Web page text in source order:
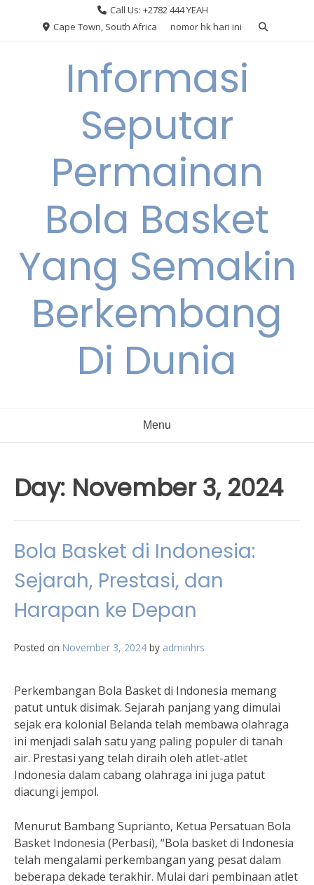
Call Us: +2782 444 YEAH
Cape Town, South Africa
nomor hk hari ini
Informasi
Seputar
Permainan
Bola Basket
Yang Semakin
Berkembang
Di Dunia
Menu
Day: November 3, 2024
Bola Basket di Indonesia:
Sejarah, Prestasi, dan
Harapan ke Depan
Posted on November 3, 2024 by adminhrs
Perkembangan Bola Basket di Indonesia memang
patut untuk disimak. Sejarah panjang yang dimulai
sejak era kolonial Belanda telah membawa olahraga
ini menjadi salah satu yang paling populer di tanah
air. Prestasi yang telah diraih oleh atlet-atlet
Indonesia dalam cabang olahraga ini juga patut
diacungi jempol.
Menurut Bambang Suprianto, Ketua Persatuan Bola
Basket Indonesia (Perbasi), “Bola basket di Indonesia
telah mengalami perkembangan yang pesat dalam
beberapa dekade terakhir. Mulai dari pembinaan atlet